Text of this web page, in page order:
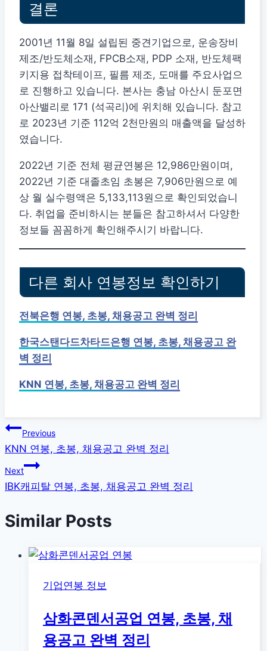
결론
2001년 11월 8일 설립된 중견기업으로, 운송장비
제조/반도체소재, FPCB소재, PDP 소재, 반도체팩
키지용 접착테이프, 필름 제조, 도매를 주요사업으
로 진행하고 있습니다. 본사는 충남 아산시 둔포면
아산밸리로 171 (석곡리)에 위치해 있습니다. 참고
로 2023년 기준 112억 2천만원의 매출액을 달성하
였습니다.
2022년 기준 전체 평균연봉은 12,986만원이며,
2022년 기준 대졸초임 초봉은 7,906만원으로 예
상 월 실수령액은 5,133,113원으로 확인되었습니
다. 취업을 준비하시는 분들은 참고하셔서 다양한
정보들 꼼꼼하게 확인해주시기 바랍니다.
다른 회사 연봉정보 확인하기
전북은행 연봉, 초봉, 채용공고 완벽 정리
한국스탠다드차타드은행 연봉, 초봉, 채용공고 완
벽 정리
KNN 연봉, 초봉, 채용공고 완벽 정리
글
탐
색
Previous
KNN 연봉, 초봉, 채용공고 완벽 정리
Next
IBK캐피탈 연봉, 초봉, 채용공고 완벽 정리
Similar Posts
기업연봉 정보
삼화콘덴서공업 연봉, 초봉, 채
용공고 완벽 정리